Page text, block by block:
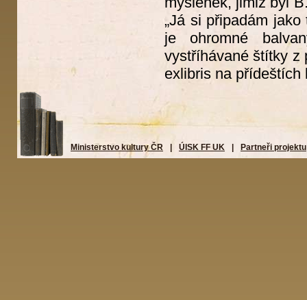
„Já si připadám
je ohromné
vystříhávané štítky z
exlibris na přídeštích
Ministerstvo kultury ČR ÚISK FF UK Partneři projektu